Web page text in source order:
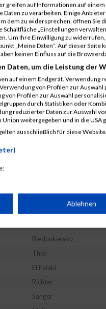
Weitenhagen
Northrup
Janisch
Seçkin
Denk
Hillebercht
Hohenwald
Heide
Dufft
Knauer
Biedunkiewicz
Thiel
El Falaki
Richter
Sänger
greifen auf Informationen auf einem
zu verarbeiten. Einige
dem zu widersprechen, öffnen Sie
„Einstellungen
Um Ihre Einwilligung zu
„Meine Daten“. Auf dieser
keinen Einfluss auf die
Daten, um die Leistung der
auf einem Endgerät. Verwendung
von Profilen zur
von Profilen zur Auswahl
durch Statistiken oder
reduzierter Daten zur Auswahl
weitergegeben und in die USA
ausschließlich für diese
auf einem
Werbung
personalisierter Werbung
Ablehnen